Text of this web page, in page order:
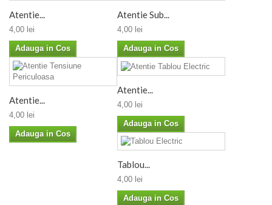
Atentie...
4,00 lei
Adauga in Cos
Atentie Sub...
4,00 lei
Adauga in Cos
Atentie...
4,00 lei
Adauga in Cos
Atentie...
4,00 lei
Adauga in Cos
Tablou...
4,00 lei
Adauga in Cos